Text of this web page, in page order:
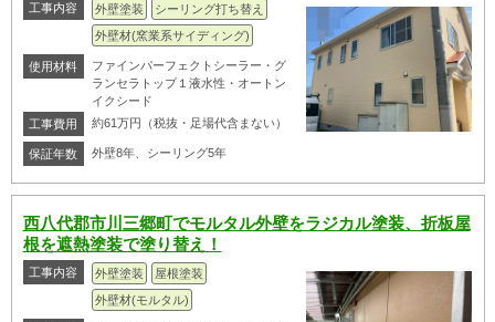
工事内容 外壁塗装
シーリング打ち替え
外壁材(窯業系サイディング)
使用材料
ファインパーフェクトシーラー・グ
ランセラトップ１液水性・オートン
イクシード
工事費用
約61万円（税抜・足場代含まない）
保証年数 外壁8年、シーリング5年
西八代郡市川三郷町でモルタル外壁をラジカル塗装、折板屋
根を遮熱塗装で塗り替え！
工事内容 外壁塗装
屋根塗装
外壁材(モルタル)